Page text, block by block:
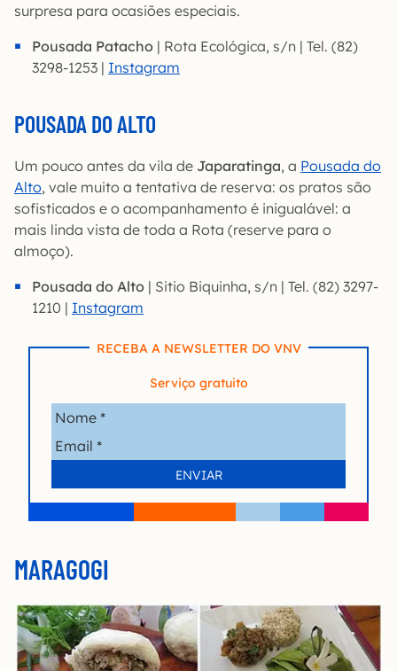
surpresa para ocasiões especiais.
Pousada Patacho | Rota Ecológica, s/n | Tel. (82)
3298-1253 | Instagram
POUSADA DO ALTO
Um pouco antes da vila de Japaratinga, a Pousada do
Alto, vale muito a tentativa de reserva: os pratos são
sofisticados e o acompanhamento é inigualável: a
mais linda vista de toda a Rota (reserve para o
almoço).
Pousada do Alto | Sitio Biquinha, s/n | Tel. (82) 3297-
1210 | Instagram
RECEBA A NEWSLETTER DO VNV
Serviço gratuito
MARAGOGI